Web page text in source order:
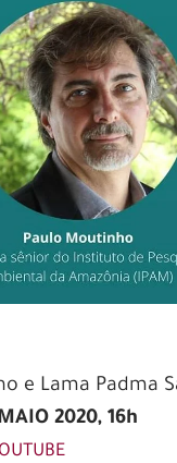
e Lama Padma
2020, 16h